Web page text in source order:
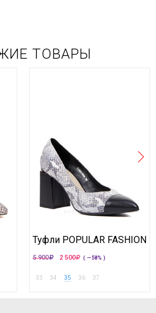
ТОВАРЫ
Туфли POPULAR FASHION
5 900 2 500 ( —58% )
33 34 35 36 37